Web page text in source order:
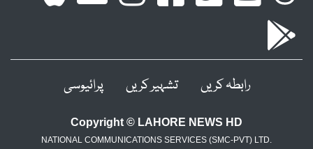
رابطہ کریں تشہیر کریں پرائیوسی
Copyright © LAHORE NEWS HD
NATIONAL COMMUNICATIONS SERVICES (SMC-PVT) LTD.